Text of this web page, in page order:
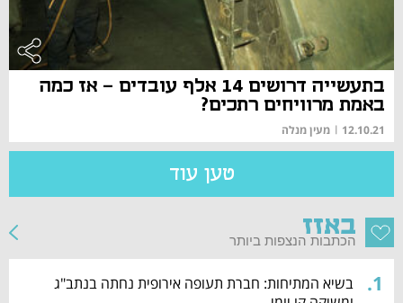
בתעשייה דרושים 14 אלף עובדים - אז כמה
באמת מרוויחים רתכים?
12.10.21
| מעין מנלה
טען עוד
באזז
הכתבות הנצפות ביותר
1
.
בשיא המתיחות: חברת תעופה אירופית נחתה בנתב"ג